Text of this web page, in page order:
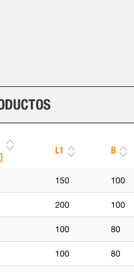
L1 B
150 100
200 100
100 80
100 80